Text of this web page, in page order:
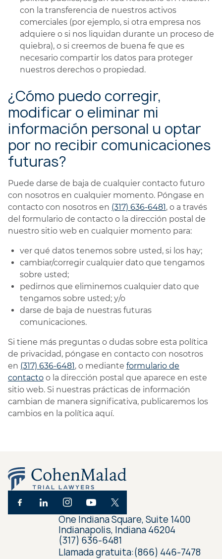
con la transferencia de nuestros activos
comerciales (por ejemplo, si otra empresa nos
adquiere o si nos liquidan durante un proceso de
quiebra), o si creemos de buena fe que es
necesario compartir los datos para proteger
nuestros derechos o propiedad.
¿Cómo puedo corregir,
modificar o eliminar mi
información personal u optar
por no recibir comunicaciones
futuras?
Puede darse de baja de cualquier contacto futuro
con nosotros en cualquier momento. Póngase en
contacto con nosotros en (317) 636-6481, o a través
del formulario de contacto o la dirección postal de
nuestro sitio web en cualquier momento para:
ver qué datos tenemos sobre usted, si los hay;
cambiar/corregir cualquier dato que tengamos
sobre usted;
pedirnos que eliminemos cualquier dato que
tengamos sobre usted; y/o
darse de baja de nuestras futuras
comunicaciones.
Si tiene más preguntas o dudas sobre esta política
de privacidad, póngase en contacto con nosotros
en (317) 636-6481, o mediante formulario de
contacto o la dirección postal que aparece en este
sitio web. Si nuestras prácticas de información
cambian de manera significativa, publicaremos los
cambios en la política aquí.
One Indiana Square, Suite 1400
Indianapolis, Indiana 46204
(317) 636-6481
Llamada gratuita:(866) 446-7478